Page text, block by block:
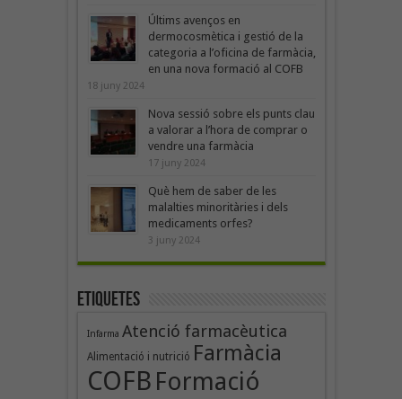
Últims avenços en
dermocosmètica i gestió de la
categoria a l’oficina de farmàcia,
en una nova formació al COFB
18 juny 2024
Nova sessió sobre els punts clau
a valorar a l’hora de comprar o
vendre una farmàcia
17 juny 2024
Què hem de saber de les
malalties minoritàries i dels
medicaments orfes?
3 juny 2024
Etiquetes
Infarma Atenció farmacèutica
Alimentació i nutrició Farmàcia
COFB Formació